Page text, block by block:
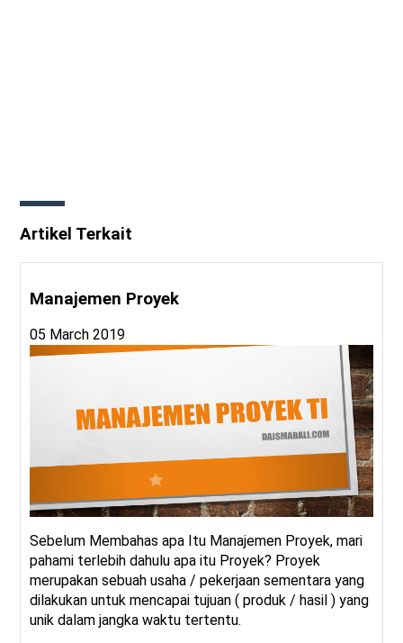
Artikel Terkait
Manajemen Proyek
05 March 2019
Sebelum Membahas apa Itu Manajemen Proyek, mari
pahami terlebih dahulu apa itu Proyek? Proyek
merupakan sebuah usaha / pekerjaan sementara yang
dilakukan untuk mencapai tujuan ( produk / hasil ) yang
unik dalam jangka waktu tertentu.